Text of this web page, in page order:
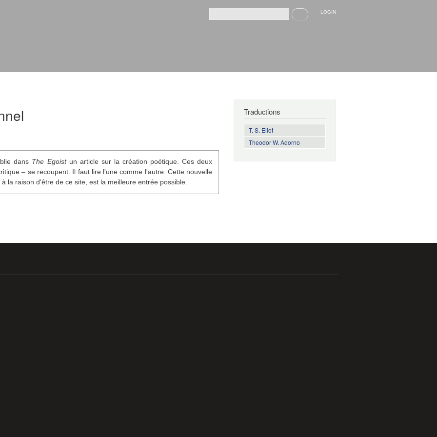
Formulaire de recherche
Recherche LOGIN
dans The Egoistun article sur la création poétique. Ces deux
– se recoupent. Il faut lire l'une comme l'autre. Cette nouvelle
la raison d'être de ce site, est la meilleure entrée possible.
Traductions
T. S. Eliot
Theodor W. Adorno